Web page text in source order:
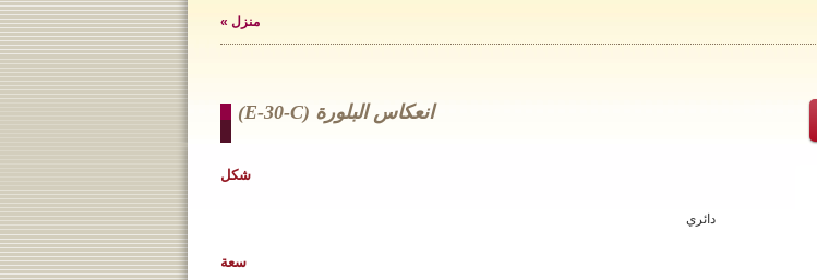
منزل »
انعكاس البلورة (e-30-C)
شكل
دائري
سعة